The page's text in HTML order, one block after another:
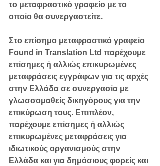
το μεταφραστικό γραφείο με το
οποίο θα συνεργαστείτε.
Στο επίσημο μεταφραστικό γραφείο
Found in Translation Ltd παρέχουμε
επίσημες ή αλλιώς επικυρωμένες
μεταφράσεις εγγράφων για τις αρχές
στην Ελλάδα σε συνεργασία με
γλωσσομαθείς δικηγόρους για την
επικύρωση τους. Επιπλέον,
παρέχουμε επίσημες ή αλλιώς
επικυρωμένες μεταφράσεις για
ιδιωτικούς οργανισμούς στην
Ελλάδα και για δημόσιους φορείς και